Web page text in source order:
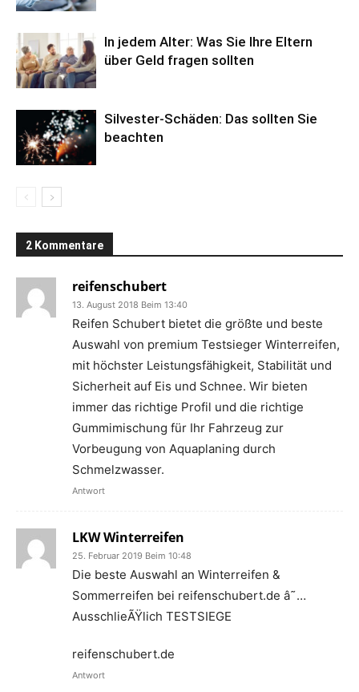
In jedem Alter: Was Sie Ihre Eltern
über Geld fragen sollten
Silvester-Schäden: Das sollten Sie
beachten
2 Kommentare
reifenschubert
13. August 2018 Beim 13:40
Reifen Schubert bietet die größte und beste
Auswahl von premium Testsieger Winterreifen,
mit höchster Leistungsfähigkeit, Stabilität und
Sicherheit auf Eis und Schnee. Wir bieten
immer das richtige Profil und die richtige
Gummimischung für Ihr Fahrzeug zur
Vorbeugung von Aquaplaning durch
Schmelzwasser.
Antwort
LKW Winterreifen
25. Februar 2019 Beim 10:48
Die beste Auswahl an Winterreifen &
Sommerreifen bei reifenschubert.de â˜…
AusschlieÃŸlich TESTSIEGE
reifenschubert.de
Antwort